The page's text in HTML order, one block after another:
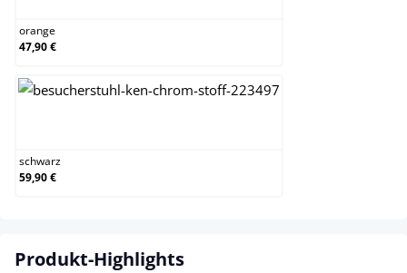
orange
47,90 €
schwarz
59,90 €
Produkt-Highlights